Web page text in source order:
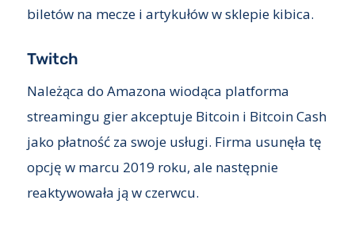
biletów na mecze i artykułów w sklepie kibica.
Twitch
Należąca do Amazona wiodąca platforma
streamingu gier akceptuje Bitcoin i Bitcoin Cash
jako płatność za swoje usługi. Firma usunęła tę
opcję w marcu 2019 roku, ale następnie
reaktywowała ją w czerwcu.